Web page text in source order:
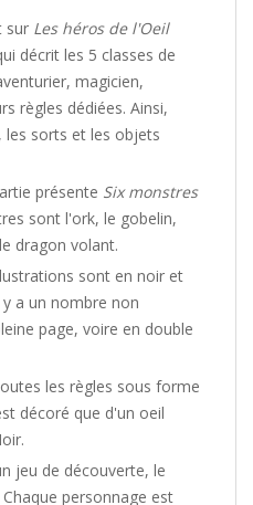
sur Les héros de l'Oeil
décrit les 5 classes de
magicien,
règles dédiées. Ainsi,
les sorts et les objets
présente Six monstres
sont l'ork, le gobelin,
dragon volant.
sont en noir et
a un nombre non
page, voire en double
les règles sous forme
décoré que d'un oeil
jeu de découverte, le
personnage est